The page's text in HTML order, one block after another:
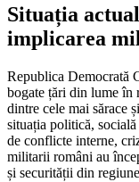
Situația
implicarea
Republica Democrată
bogate țări din lume în
dintre cele mai sărace
situația politică,
de conflicte interne,
militarii români au
și securității din